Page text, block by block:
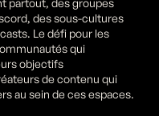
des sous-cultures
Le défi pour les
qui
objectifs
de contenu qui
au sein de ces espaces.